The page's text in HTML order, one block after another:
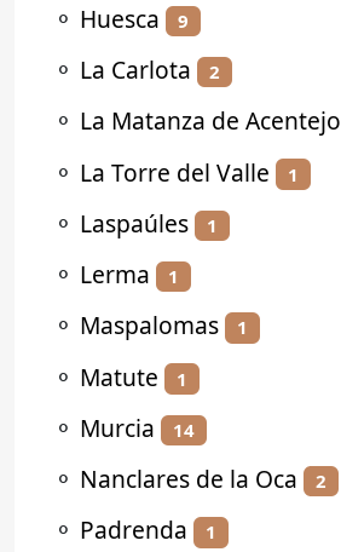
⚬ Huesca 9
⚬ La Carlota 2
⚬ La Matanza de Acentejo
⚬ La Torre del Valle 1
⚬ Laspaúles 1
⚬ Lerma 1
⚬ Maspalomas 1
⚬ Matute 1
⚬ Murcia 14
⚬ Nanclares de la Oca 2
⚬ Padrenda 1